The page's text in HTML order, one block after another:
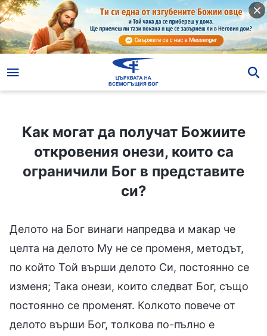
Как могат да получат Божиите
откровения онези, които са
ограничили Бог в представите
си?
Делото на Бог винаги напредва и макар че
целта на делото Му не се променя, методът,
по който Той върши делото Си, постоянно се
изменя; Така онези, които следват Бог, също
постоянно се променят. Колкото повече от
делото върши Бог, толкова по-пълно е